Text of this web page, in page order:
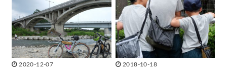
2020-12-07
2018-10-18